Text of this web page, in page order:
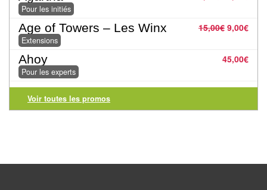
Pour
2
Joueurs
Ambiance
Coopératif
Game
Pour les initiés
15,00€ 9,00€
Age of Towers – Les Winx
Extensions
45,00€
Ahoy
Pour les experts
Voir toutes les promos